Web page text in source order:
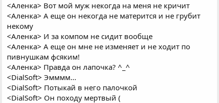
Как видите, непосредственно денег, если и хотят, то не
большой процент.
Простить готовы практически всё кроме измены и её тоже, по
веянию моды процентов 30 готовы принять, как издержки.
<Аленка> Вот мой муж некогда на меня не кричит
<Аленка> А еще он некогда не матерится и не грубит
некому
<Аленка> И за компом не сидит вообще
<Аленка> А еще он мне не изменяет и не ходит по
пивнушкам фсяким!
<Аленка> Правда он лапочка? ^_^
<DialSoft> Эмммм...
<DialSoft> Потыкай в него палочкой
<DialSoft> Он походу мертвый (